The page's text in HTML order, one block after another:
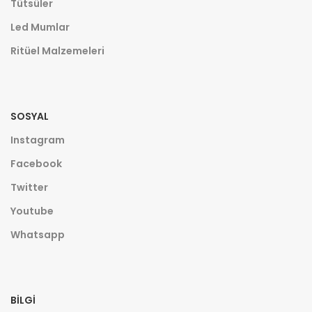
Tütsüler
Led Mumlar
Ritüel Malzemeleri
SOSYAL
Instagram
Facebook
Twitter
Youtube
Whatsapp
BILGI